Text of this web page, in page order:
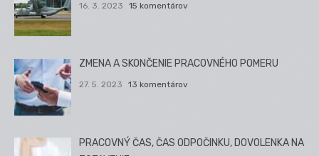
16. 3. 2023 15 komentárov
ZMENA A SKONČENIE PRACOVNÉHO POMERU
27. 5. 2023 13 komentárov
PRACOVNÝ ČAS, ČAS ODPOČINKU, DOVOLENKA NA